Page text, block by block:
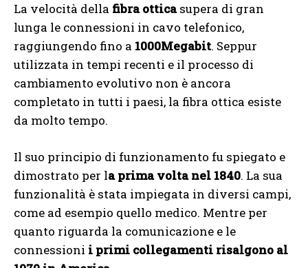
La velocità della fibra otticasupera di gran
lunga le connessioni in cavo telefonico,
raggiungendo fino a 1000Megabit. Seppur
utilizzata in tempi recenti e il processo di
cambiamento evolutivo non è ancora
completato in tutti i paesi, la fibra ottica esiste
da molto tempo.
Il suo principio di funzionamento fu spiegato e
dimostrato per la prima volta nel 1840. La sua
funzionalità è stata impiegata in diversi campi,
come ad esempio quello medico. Mentre per
quanto riguarda la comunicazione e le
connessioni i primi collegamenti risalgono al